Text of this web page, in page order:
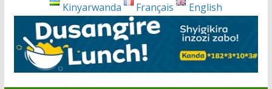
Kinyarwanda Français English